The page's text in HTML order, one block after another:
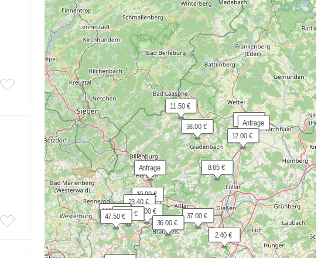
Anfrage
  2.40 €
11.50 €
23.40 €
38.00 €
150.00 € 35.00 €
Anfrage
12.00 €
37.00 €
47.50 €
10.00 €
50.00 €
45.00 €
36.00 €
  8.65 €